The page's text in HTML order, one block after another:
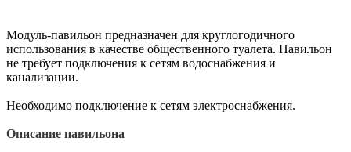
Модуль-павильон предназначен для круглогодичного
использования в качестве общественного туалета. Павильон
не требует подключения к сетям водоснабжения и
канализации.
Необходимо подключение к сетям электроснабжения.
Описание павильона